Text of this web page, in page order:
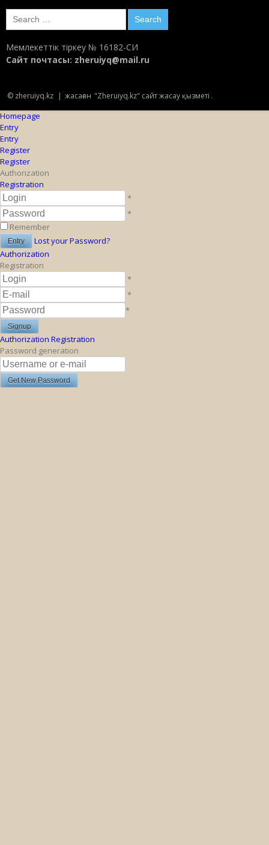
Search
for:
Мемлекеттік тіркеу № 16182-СИ
Сайт почтасы: zheruiyq@mail.ru
© zheruiyq.kz | жасаған "Zheruiyq.kz" сайт жасау қызметі .
Homepage
Entry
Entry
Register
Register
Authorization
Registration
*
*
Remember
Lost your Password?
Authorization
Registration
*
*
*
Authorization Registration
Password generation